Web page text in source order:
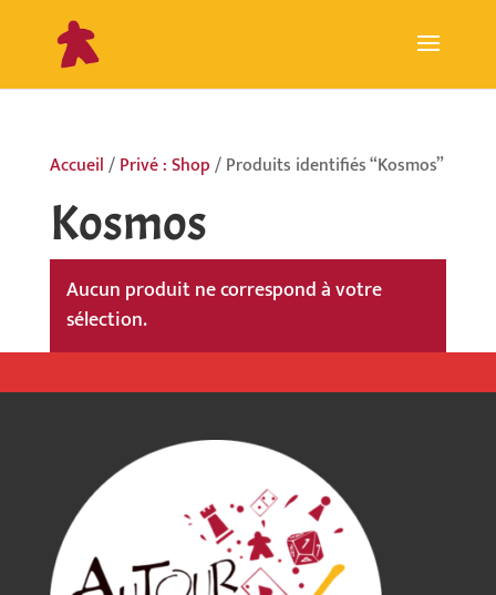
Accueil/Privé : Shop/ Produits identifiés “Kosmos”
Kosmos
Aucun produit ne correspond à votre
sélection.